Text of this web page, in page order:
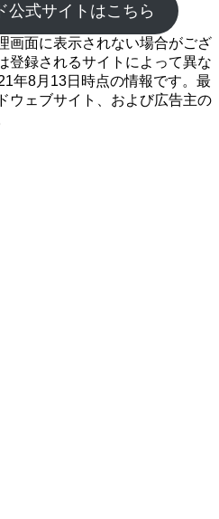
公式サイトはこちら
画面に表示されない場合がござ
登録されるサイトによって異な
年8月13日時点の情報です。最
ウェブサイト、および広告主の